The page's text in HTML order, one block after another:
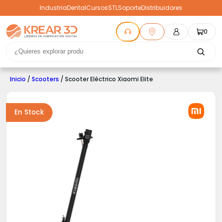
IndustriaDentalCursosSTLSoporteDistribuidores
0
Inicio / Scooters / Scooter Eléctrico Xiaomi Elite
En Stock